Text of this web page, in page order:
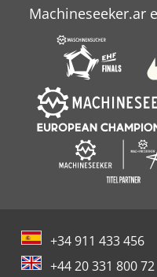
Machineseeker.ar
+34 911 433 456
+44 20 331 800 72